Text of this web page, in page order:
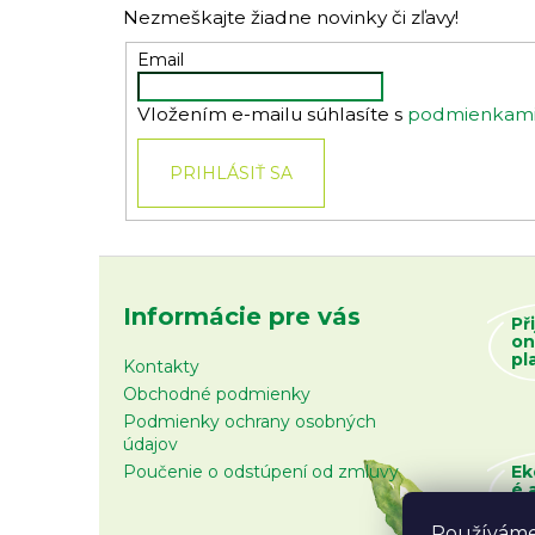
Nezmeškajte žiadne novinky či zľavy!
Email
Vložením e-mailu súhlasíte s
PRIHLÁSIŤ SA
Informácie pre vás
Kontakty
Obchodné podmienky
Podmienky ochrany osobných
údajov
Poučenie o odstúpení od zmluvy
é